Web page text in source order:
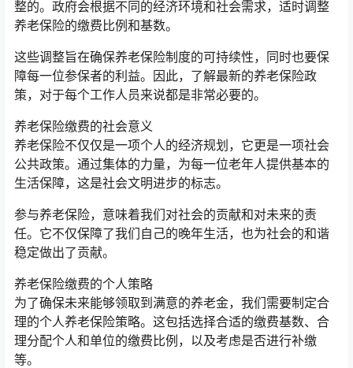
整的。政府会根据不同的经济环境和社会需求，适时调整
养老保险的缴费比例和基数。
这些调整旨在确保养老保险制度的可持续性，同时也要保
障每一位参保者的利益。因此，了解最新的养老保险政
策，对于每个工作人员来说都是非常必要的。
养老保险缴费的社会意义
养老保险不仅仅是一项个人的经济规划，它更是一项社会
公共政策。通过集体的力量，为每一位老年人提供基本的
生活保障，这是社会文明进步的标志。
参与养老保险，意味着我们对社会的贡献和对未来的责
任。它不仅保障了我们自己的晚年生活，也为社会的和谐
稳定做出了贡献。
养老保险缴费的个人策略
为了确保未来能够领取到满意的养老金，我们需要制定合
理的个人养老保险策略。这包括选择合适的缴费基数、合
理分配个人和单位的缴费比例，以及考虑是否进行补缴
等。